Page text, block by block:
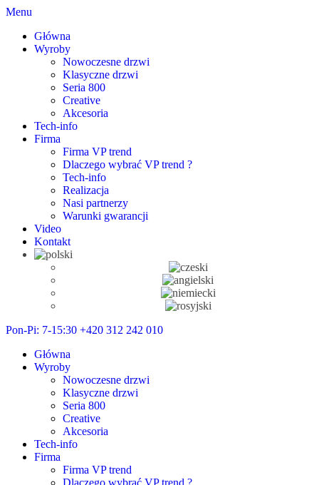
Menu
Główna
Wyroby
Nowoczesne drzwi
Klasyczne drzwi
Seria 800
Creative
Akcesoria
Tech-info
Firma
Firma VP trend
Dlaczego wybrać VP trend ?
Tech-info
Realizacja
Nasi partnerzy
Warunki gwarancji
Video
Kontakt
Pon-Pi: 7-15:30 +420 312 242 010
Główna
Wyroby
Nowoczesne drzwi
Klasyczne drzwi
Seria 800
Creative
Akcesoria
Tech-info
Firma
Firma VP trend
Dlaczego wybrać VP trend ?